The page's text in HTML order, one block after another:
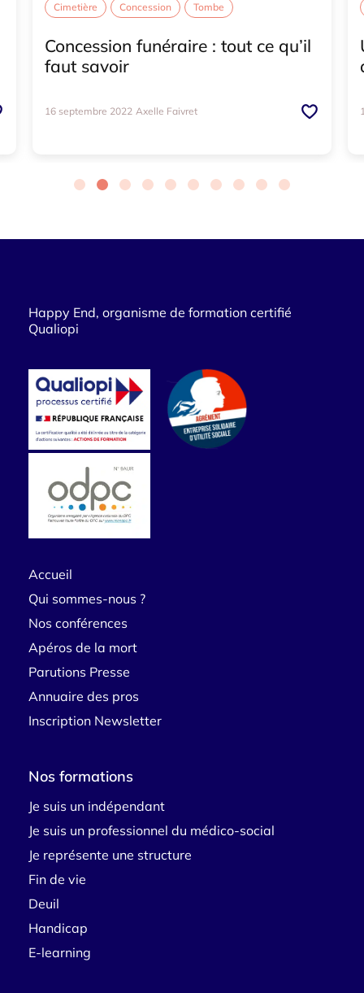
Cimetière Concession Tombe
Concession funéraire : tout ce qu’il
faut savoir
16 septembre 2022 Axelle Faivret
Happy End, organisme de formation certifié
Qualiopi
Accueil
Qui sommes-nous ?
Nos conférences
Apéros de la mort
Parutions Presse
Annuaire des pros
Inscription Newsletter
Nos formations
Je suis un indépendant
Je suis un professionnel du médico-social
Je représente une structure
Fin de vie
Deuil
Handicap
E-learning